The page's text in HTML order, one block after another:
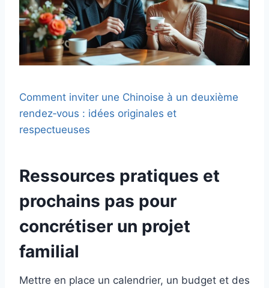
Comment inviter une Chinoise à un deuxième
rendez‑vous : idées originales et
respectueuses
Ressources pratiques et
prochains pas pour
concrétiser un projet
familial
Mettre en place un calendrier, un budget et des